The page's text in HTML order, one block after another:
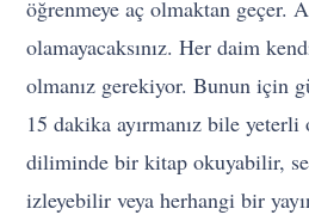
öğrenmeye aç olmaktan geçer.
olamayacaksınız. Her daim
olmanız gerekiyor. Bunun için
15 dakika ayırmanız bile yeterli
diliminde bir kitap okuyabilir,
izleyebilir veya herhangi bir